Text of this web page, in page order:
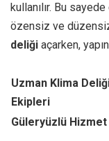
kullanılır. Bu
özensiz ve
deliği açarken,
Uzman Klima
Ekipleri
Güleryüzlü Hizmet